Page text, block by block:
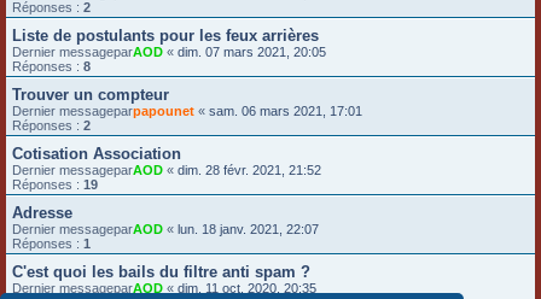
Réponses : 2
Liste de postulants pour les feux arrières
Dernier messageparAOD « dim. 07 mars 2021, 20:05
Réponses : 8
Trouver un compteur
Dernier messageparpapounet « sam. 06 mars 2021, 17:01
Réponses : 2
Cotisation Association
Dernier messageparAOD « dim. 28 févr. 2021, 21:52
Réponses : 19
Adresse
Dernier messageparAOD « lun. 18 janv. 2021, 22:07
Réponses : 1
C'est quoi les bails du filtre anti spam ?
Dernier messageparAOD « dim. 11 oct. 2020, 20:35